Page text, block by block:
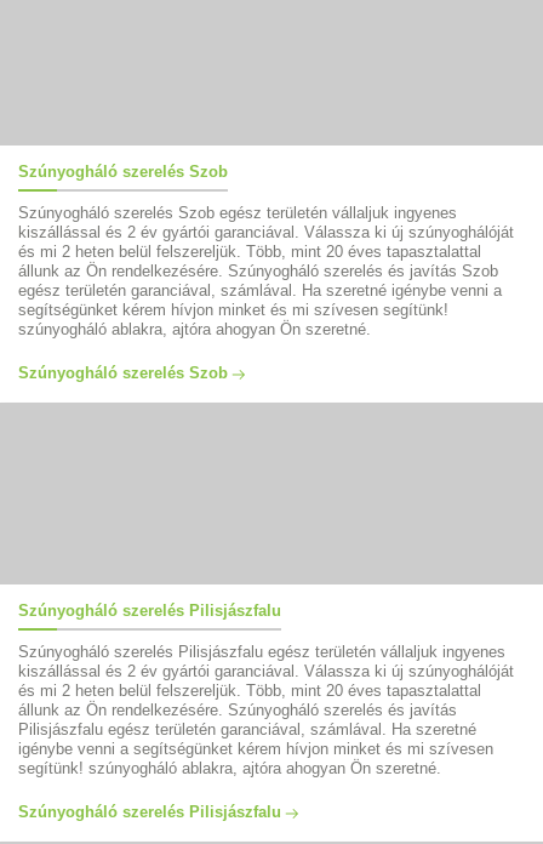
Szúnyogháló szerelés Szob
Szúnyogháló szerelés Szob egész területén vállaljuk ingyenes
kiszállással és 2 év gyártói garanciával. Válassza ki új szúnyoghálóját
és mi 2 heten belül felszereljük. Több, mint 20 éves tapasztalattal
állunk az Ön rendelkezésére. Szúnyogháló szerelés és javítás Szob
egész területén garanciával, számlával. Ha szeretné igénybe venni a
segítségünket kérem hívjon minket és mi szívesen segítünk!
szúnyogháló ablakra, ajtóra ahogyan Ön szeretné.
Szúnyogháló szerelés Szob
Szúnyogháló szerelés Pilisjászfalu
Szúnyogháló szerelés Pilisjászfalu egész területén vállaljuk ingyenes
kiszállással és 2 év gyártói garanciával. Válassza ki új szúnyoghálóját
és mi 2 heten belül felszereljük. Több, mint 20 éves tapasztalattal
állunk az Ön rendelkezésére. Szúnyogháló szerelés és javítás
Pilisjászfalu egész területén garanciával, számlával. Ha szeretné
igénybe venni a segítségünket kérem hívjon minket és mi szívesen
segítünk! szúnyogháló ablakra, ajtóra ahogyan Ön szeretné.
Szúnyogháló szerelés Pilisjászfalu